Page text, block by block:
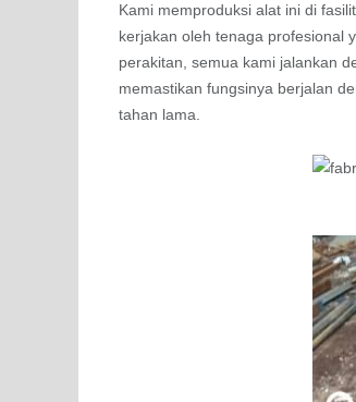
Kami memproduksi alat ini di
kerjakan oleh tenaga profesional
perakitan, semua kami jalankan
memastikan fungsinya berjalan
tahan lama.